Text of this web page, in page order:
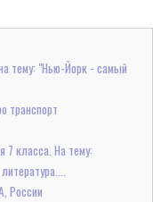
тему: "Нью-Йорк - самый
транспорт
7 класса. На тему:
России